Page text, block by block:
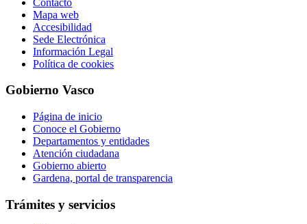
Mapa web
Accesibilidad
Sede Electrónica
Información Legal
Política de cookies
Gobierno Vasco
Página de inicio
Conoce el Gobierno
Departamentos y entidades
Atención ciudadana
Gobierno abierto
Gardena, portal de transparencia
Trámites y servicios